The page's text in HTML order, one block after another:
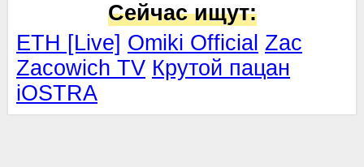
Сейчас ищут:
ETH [Live] Omiki Official Zac
Zacowich TV Крутой пацан
iOSTRA